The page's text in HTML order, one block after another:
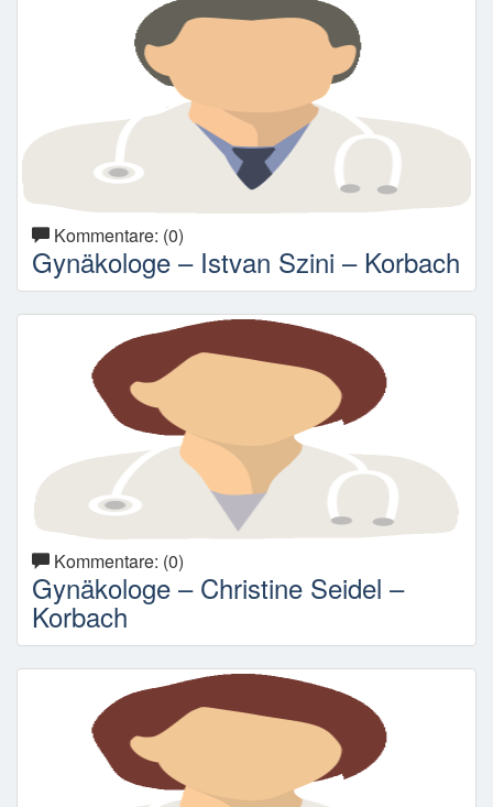
Kommentare: (0)
Gynäkologe – Istvan Szini – Korbach
Kommentare: (0)
Gynäkologe – Christine Seidel –
Korbach